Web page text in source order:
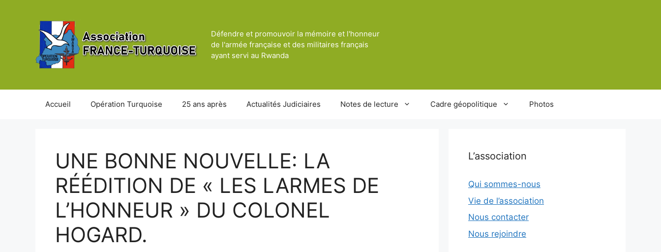
Défendre et promouvoir la mémoire et l'honneur
de l'armée française et des militaires français
ayant servi au Rwanda
Accueil Opération Turquoise 25 ans après Actualités Judiciaires Notes de lecture Cadre géopolitique Photos
UNE BONNE NOUVELLE: LA
RÉÉDITION DE « LES LARMES DE
L’HONNEUR » DU COLONEL
HOGARD.
L’association
Qui sommes-nous
Vie de l’association
Nous contacter
Nous rejoindre